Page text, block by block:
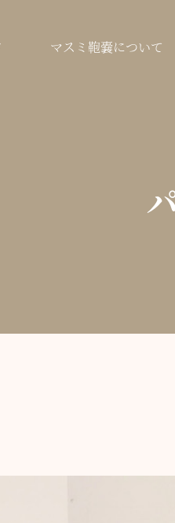
マスミ鞄嚢について